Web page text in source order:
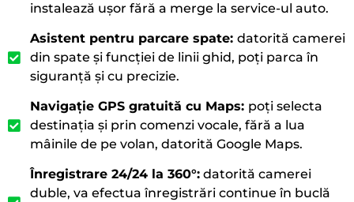
instalează ușor fără a merge la service-ul auto.
Asistent pentru parcare spate: datorită camerei
din spate și funcției de linii ghid, poți parca în
siguranță și cu precizie.
Navigație GPS gratuită cu Maps: poți selecta
destinația și prin comenzi vocale, fără a lua
mâinile de pe volan, datorită Google Maps.
Înregistrare 24/24 la 360°:datorită camerei
duble, va efectua înregistrări continue în buclă